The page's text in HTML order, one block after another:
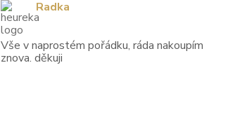
Vše v naprostém pořádku, ráda nakoupím
znova. děkuji
Radka